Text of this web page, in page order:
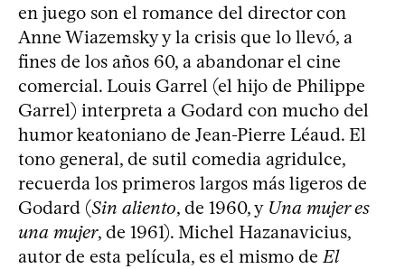
en juego son el romance del director con
Anne Wiazemsky y la crisis que lo llevó, a
fines de los años 60, a abandonar el cine
comercial. Louis Garrel (el hijo de Philippe
Garrel) interpreta a Godard con mucho del
humor keatoniano de Jean-Pierre Léaud. El
tono general, de sutil comedia agridulce,
recuerda los primeros largos más ligeros de
Godard (Sin aliento, de 1960, y Una mujer es
una mujer, de 1961). Michel Hazanavicius,
autor de esta película, es el mismo deEl